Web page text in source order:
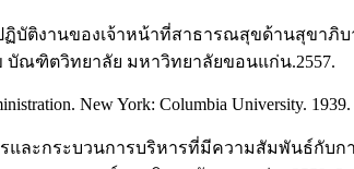
ฏิบัติงานของเจ้าหน้าที่สาธารณสุขด้านสุขา
ณฑิตวิทยาลัย มหาวิทยาลัยขอนแก่น.2557.
New York: Columbia University. 1939.
ละกระบวนการบริหารที่มีความสัมพันธ์กับ